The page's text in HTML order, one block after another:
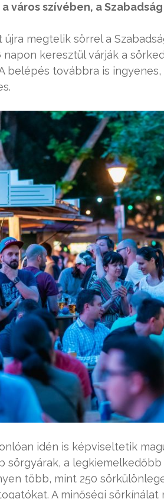
város szívében, a
megtelik sörrel a
napon keresztül várják a
belépés továbbra is
idén is képviseltetik
sörgyárak, a
több, mint 250
A minőségi